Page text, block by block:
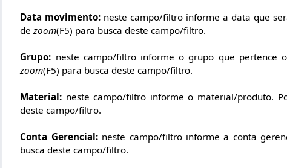
Data movimento: neste campo/filtro informe a data que
dezoom(F5) para busca deste campo/filtro.
Grupo: neste campo/filtro informe o grupo que pertence
zoom(F5) para busca deste campo/filtro.
Material: neste campo/filtro informe o material/produto.
deste campo/filtro.
Conta Gerencial:neste campo/filtro informe a conta
busca deste campo/filtro.